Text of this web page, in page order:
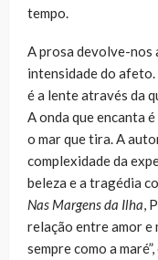
tempo.
A prosa devolve-nos
intensidade do afeto.
é a lente através da
A onda que encanta
o mar que tira. A
complexidade da
beleza e a tragédia
Nas Margens da Ilha,
relação entre amor e
sempre como a